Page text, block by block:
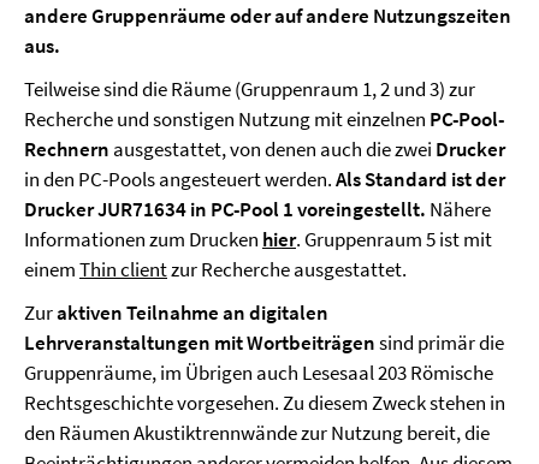
andere Gruppenräume oder auf andere Nutzungszeiten
aus.
Teilweise sind die Räume (Gruppenraum 1, 2 und 3) zur
Recherche und sonstigen Nutzung mit einzelnen PC-Pool-
Rechnern ausgestattet, von denen auch die zwei Drucker
in den PC-Pools angesteuert werden.Als Standard ist der
Drucker JUR71634 in PC-Pool 1 voreingestellt. Nähere
Informationen zum Drucken hier. Gruppenraum 5 ist mit
einemThin clientzur Recherche ausgestattet.
Zuraktiven Teilnahme an digitalen
Lehrveranstaltungen mit Wortbeiträgensind primär die
Gruppenräume, im Übrigen auch Lesesaal 203 Römische
Rechtsgeschichte vorgesehen. Zu diesem Zweck stehen in
den Räumen Akustiktrennwände zur Nutzung bereit, die